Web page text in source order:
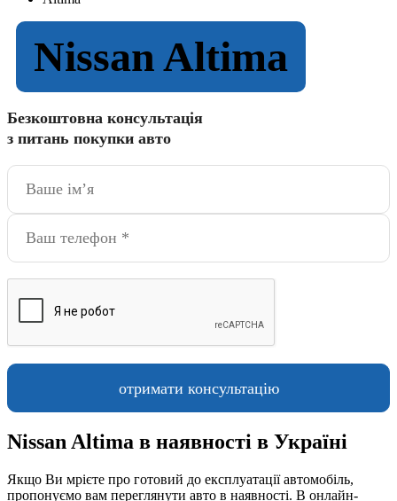
Nissan Altima
Безкоштовна консультація
з питань покупки авто
Nissan Altima в наявності в Україні
Якщо Ви мрієте про готовий до експлуатації автомобіль,
пропонуємо вам переглянути авто в наявності. В онлайн-